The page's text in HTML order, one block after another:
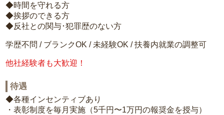
◆時間を守れる方
◆挨拶のできる方
◆反社との関与･犯罪歴のない方
学歴不問 / ブランクOK / 未経験OK / 扶養内就業の調整可
他社経験者も大歓迎！
待遇
◆各種インセンティブあり
・表彰制度を毎月実施（5千円〜1万円の報奨金を授与）